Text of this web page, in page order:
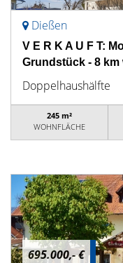
Dießen
V E R K A U F T:
Grundstück - 8
Doppelhaushälfte
245 m²
WOHNFLÄCHE
695.000,- €